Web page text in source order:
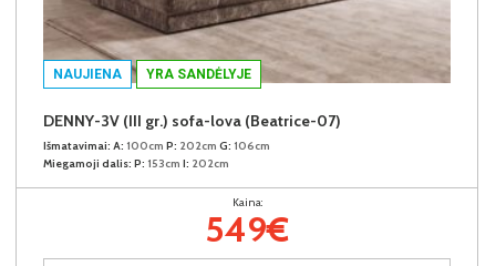
NAUJIENA YRA SANDĖLYJE
DENNY-3V (III gr.) sofa-lova (Beatrice-07)
Išmatavimai: A: 100cm P: 202cm G: 106cm
Miegamoji dalis: P: 153cm I: 202cm
Kaina:
549€